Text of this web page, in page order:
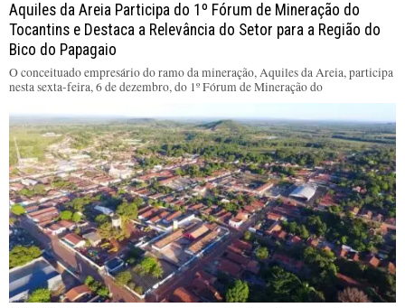
Aquiles da Areia Participa do 1º Fórum de Mineração do
Tocantins e Destaca a Relevância do Setor para a Região do
Bico do Papagaio
O conceituado empresário do ramo da mineração, Aquiles da Areia, participa
nesta sexta-feira, 6 de dezembro, do 1º Fórum de Mineração do